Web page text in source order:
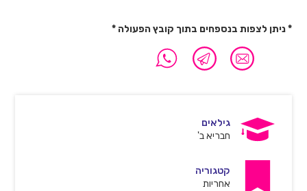
* ניתן לצפות בנספחים בתוך קובץ הפעולה *
גילאים
חבריא ב'
קטגוריה
אחריות